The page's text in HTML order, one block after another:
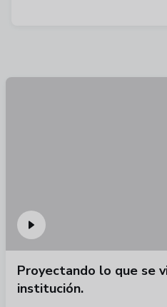
Proyectando lo que se
institución.